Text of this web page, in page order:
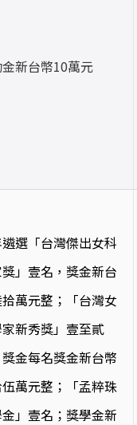
新台幣10萬元
選「台灣傑出女科
」壹名，獎金新台
萬元整；「台灣女
新秀獎」壹至貳
金每名獎金新台幣
萬元整；「孟粹珠
」壹名；獎學金新